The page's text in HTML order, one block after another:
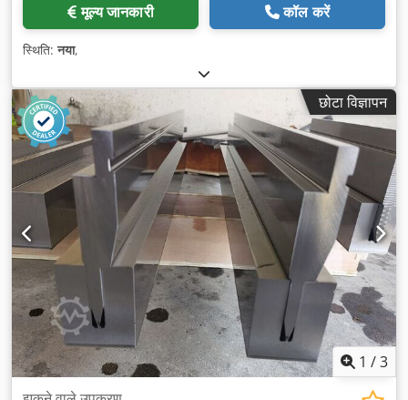
मूल्य जानकारी कॉल करें
स्थिति:नया,
छोटा विज्ञापन
1 /3